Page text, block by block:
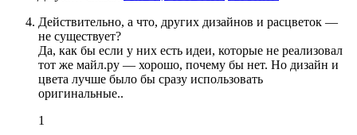
Действительно, а что, других дизайнов и расцветок —
не существует?
Да, как бы если у них есть идеи, которые не реализовал
тот же майл.ру — хорошо, почему бы нет. Но дизайн и
цвета лучше было бы сразу использовать
оригинальные..
1